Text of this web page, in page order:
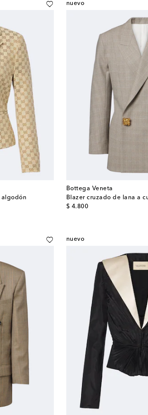
algodón
nuevo
Bottega Veneta
Blazer cruzado de lana a
$ 4.800
original price
nuevo